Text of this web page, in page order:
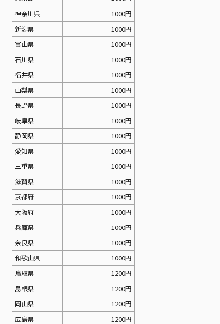
神奈川県
1000円
新潟県
1000円
富山県
1000円
石川県
1000円
福井県
1000円
山梨県
1000円
長野県
1000円
岐阜県
1000円
静岡県
1000円
愛知県
1000円
三重県
1000円
滋賀県
1000円
京都府
1000円
大阪府
1000円
兵庫県
1000円
奈良県
1000円
和歌山県
1000円
鳥取県
1200円
島根県
1200円
岡山県
1200円
広島県
1200円